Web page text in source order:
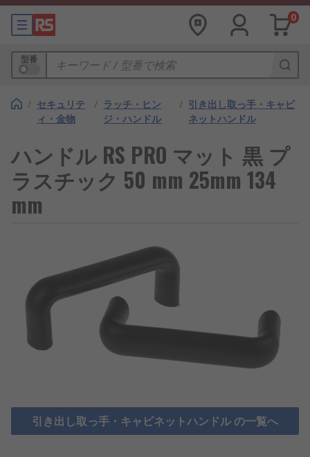
0
型番
/ セキュリテ
ィ・金物
/ ラッチ・ヒン
ジ・ハンドル
/ 引き出し取っ手・キャビ
ネットハンドル
ハンドル RS PRO マット 黒 プ
ラスチック 50 mm 25mm 134
mm
引き出し取っ手・キャビネットハンドル の一覧へ